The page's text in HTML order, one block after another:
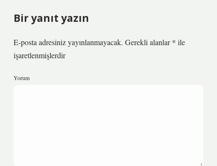
Bir yanıt yazın
E-posta adresiniz yayınlanmayacak. Gerekli alanlar* ile
işaretlenmişlerdir
Yorum